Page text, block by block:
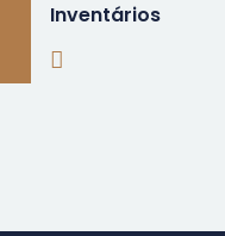
Inventários